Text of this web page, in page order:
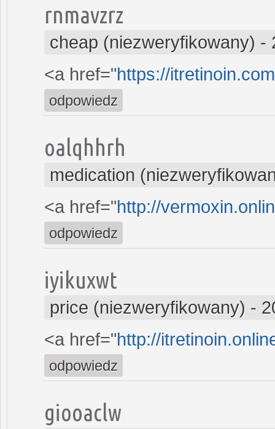
rnmavzrz
cheap (niezweryfikowany) -
<a href="https://
odpowiedz
oalqhhrh
medication
<a href="http://
odpowiedz
iyikuxwt
price (niezweryfikowany) -
<a href="http://
odpowiedz
giooaclw